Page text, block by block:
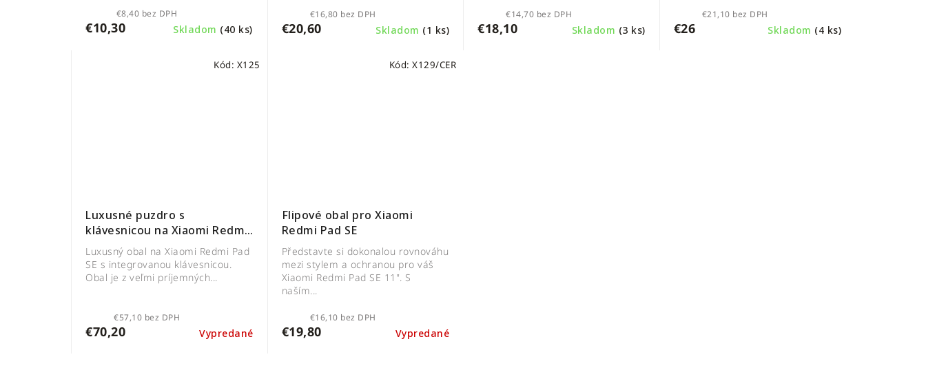
Skladom (40 ks)
€8,40 bez DPH
€10,30 Skladom (1 ks)
€16,80 bez DPH
€20,60 Skladom (3 ks)
€14,70 bez DPH
€18,10 Skladom (4 ks)
€21,10 bez DPH
€26
Luxusné puzdro s
klávesnicou na Xiaomi Redmi
PAD SE
Vypredané
€57,10 bez DPH
€70,20
Luxusný obal na Xiaomi Redmi Pad
SE s integrovanou klávesnicou.
Obal je z veľmi príjemných...
Kód: X125
Flipové obal pro Xiaomi
Redmi Pad SE
Vypredané
€16,10 bez DPH
€19,80
Představte si dokonalou rovnováhu
mezi stylem a ochranou pro váš
Xiaomi Redmi Pad SE 11". S
naším...
Kód: X129/CER